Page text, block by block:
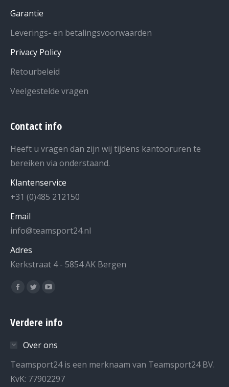
Garantie
Leverings- en betalingsvoorwaarden
Privacy Policy
Retourbeleid
Veelgestelde vragen
Contact info
Heeft u vragen dan zijn wij tijdens kantooruren te
bereiken via onderstaand.
Klantenservice
+31 (0)485 212150
Email
info@teamsport24.nl
Adres
Kerkstraat 4 - 5854 AK Bergen
Vind ons op:
Facebook
opens
new
Twitter
opens
new
window
YouTube
opens
new
window
Verdere info
Over ons
Teamsport24 is een merknaam van Teamsport24 BV.
KvK: 77902297